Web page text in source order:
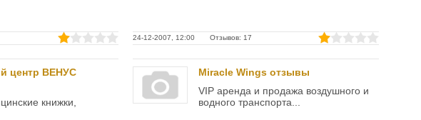
24-12-2007, 12:00 Отзывов: 17
центр ВЕНУС
книжки,
Miracle Wings отзывы
VIP аренда и продажа воздушного и
водного транспорта...